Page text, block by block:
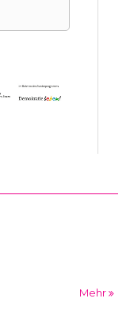
Mehr